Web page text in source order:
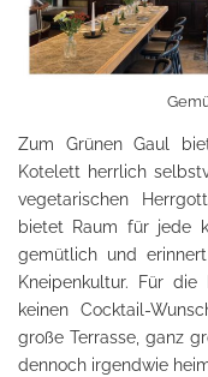
Zum Grünen Gaul
Kotelett herrlich
vegetarischen
bietet Raum für jede
gemütlich und
Kneipenkultur. Für
keinen Cocktail-
große Terrasse, ganz
dennoch irgendwie